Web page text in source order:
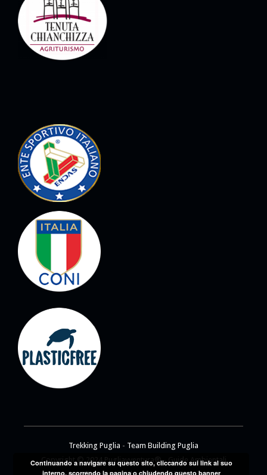
Trekking Puglia - Team Building Puglia
Copyright © 2024 Pugliavventura® - Guide Ambientali
Continuando a navigare su questo sito, cliccando sui link al suo
interno, scorrendo la pagina o chiudendo questo banner